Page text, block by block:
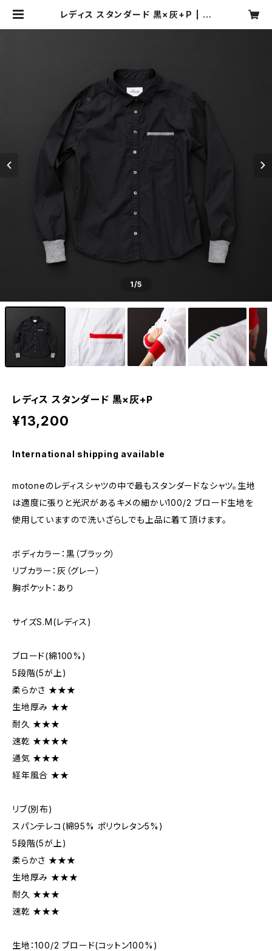
レディス スタンダード 黒×灰+P | m
1/5
レディス スタンダード 黒×灰+P
¥13,200
International shipping available
motoneのレディスシャツの中で最もスタンダードなシャツ。生地
は適度に張りと光沢があるキメの細かい100/2 ブロード生地を
使用していますので洗いざらしでも上品に着て頂けます。
ボディカラー：黒（ブラック）
リブカラー：灰（グレー）
胸ポケット：あり
サイズS.M(レディス)
ブロード(綿100%)
5段階(5が上)
柔らかさ ★★★
生地厚み ★★
耐久 ★★★
速乾 ★★★★
通気 ★★★
経年風合 ★★
リブ(別布)
スパンテレコ(綿95% ポリウレタン5%)
5段階(5が上)
柔らかさ ★★★
生地厚み ★★★
耐久 ★★★
速乾 ★★★
生地：100/2 ブロード(コットン100%)